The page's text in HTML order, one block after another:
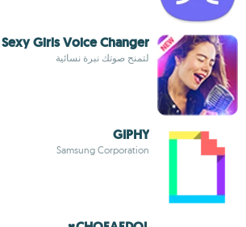
Sexy Girls Voice Changer
لتمنح صوتك نبرة نسائية
GIPHY
Samsung Corporation